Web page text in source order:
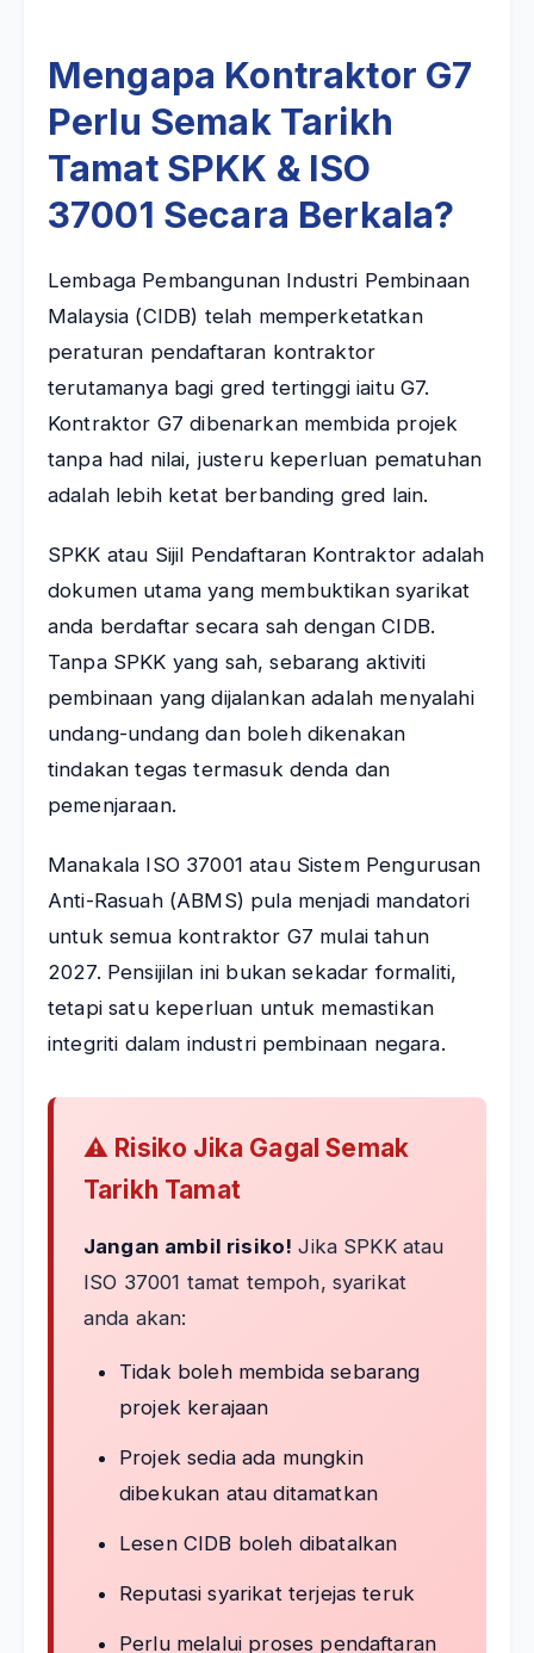
Mengapa Kontraktor G7
Perlu Semak Tarikh
Tamat SPKK & ISO
37001 Secara Berkala?
Lembaga Pembangunan Industri Pembinaan
Malaysia (CIDB) telah memperketatkan
peraturan pendaftaran kontraktor
terutamanya bagi gred tertinggi iaitu G7.
Kontraktor G7 dibenarkan membida projek
tanpa had nilai, justeru keperluan pematuhan
adalah lebih ketat berbanding gred lain.
SPKK atau Sijil Pendaftaran Kontraktor adalah
dokumen utama yang membuktikan syarikat
anda berdaftar secara sah dengan CIDB.
Tanpa SPKK yang sah, sebarang aktiviti
pembinaan yang dijalankan adalah menyalahi
undang-undang dan boleh dikenakan
tindakan tegas termasuk denda dan
pemenjaraan.
Manakala ISO 37001 atau Sistem Pengurusan
Anti-Rasuah (ABMS) pula menjadi mandatori
untuk semua kontraktor G7 mulai tahun
2027. Pensijilan ini bukan sekadar formaliti,
tetapi satu keperluan untuk memastikan
integriti dalam industri pembinaan negara.
⚠️ Risiko Jika Gagal Semak
Tarikh Tamat
Jangan ambil risiko! Jika SPKK atau
ISO 37001 tamat tempoh, syarikat
anda akan:
Tidak boleh membida sebarang
projek kerajaan
Projek sedia ada mungkin
dibekukan atau ditamatkan
Lesen CIDB boleh dibatalkan
Reputasi syarikat terjejas teruk
Perlu melalui proses pendaftaran